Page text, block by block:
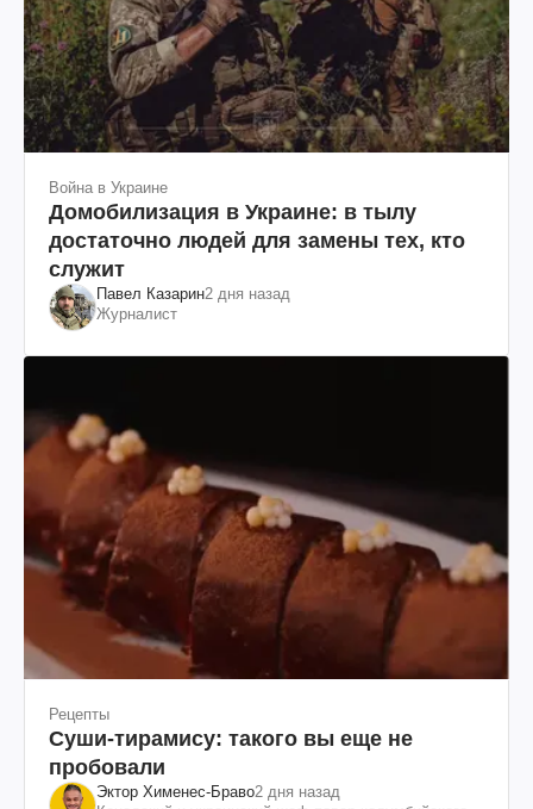
Война в Украине
Домобилизация в Украине: в тылу
достаточно людей для замены тех, кто
служит
Павел Казарин2 дня назад
Журналист
Рецепты
Суши-тирамису: такого вы еще не
пробовали
Эктор Хименес-Браво2 дня назад